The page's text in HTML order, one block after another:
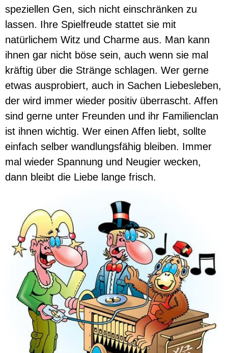
speziellen Gen, sich nicht einschränken zu
lassen. Ihre Spielfreude stattet sie mit
natürlichem Witz und Charme aus. Man kann
ihnen gar nicht böse sein, auch wenn sie mal
kräftig über die Stränge schlagen. Wer gerne
etwas ausprobiert, auch in Sachen Liebesleben,
der wird immer wieder positiv überrascht. Affen
sind gerne unter Freunden und ihr Familienclan
ist ihnen wichtig. Wer einen Affen liebt, sollte
einfach selber wandlungsfähig bleiben. Immer
mal wieder Spannung und Neugier wecken,
dann bleibt die Liebe lange frisch.